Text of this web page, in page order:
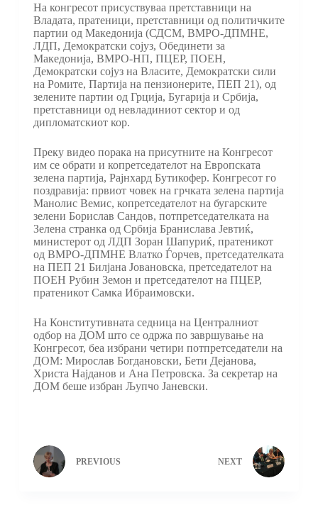
На конгресот присуствуваа претставници на
Владата, пратеници, претставници од политичките
партии од Македонија (СДСМ, ВМРО-ДПМНЕ,
ЛДП, Демократски сојуз, Обединети за
Македонија, ВМРО-НП, ПЦЕР, ПОЕН,
Демократски сојуз на Власите, Демократски сили
на Ромите, Партија на пензионерите, ПЕП 21), од
зелените партии од Грција, Бугарија и Србија,
претставници од невладиниот сектор и од
дипломатскиот кор.
Преку видео порака на присутните на Конгресот
им се обрати и копретседателот на Европската
зелена партија, Рајнхард Бутикофер. Конгресот го
поздравија: првиот човек на грчката зелена партија
Манолис Вемис, копретседателот на бугарските
зелени Борислав Сандов, потпретседателката на
Зелена странка од Србија Бранислава Јевтиќ,
министерот од ЛДП Зоран Шапуриќ, пратеникот
од ВМРО-ДПМНЕ Влатко Ѓорчев, претседателката
на ПЕП 21 Билјана Јовановска, претседателот на
ПОЕН Рубин Земон и претседателот на ПЦЕР,
пратеникот Самка Ибраимовски.
На Конститутивната седница на Централниот
одбор на ДОМ што се одржа по завршување на
Конгресот, беа избрани четири потпретседатели на
ДОМ: Мирослав Богдановски, Бети Дејанова,
Христа Најданов и Ана Петровска. За секретар на
ДОМ беше избран Љупчо Јаневски.
PREVIOUS NEXT